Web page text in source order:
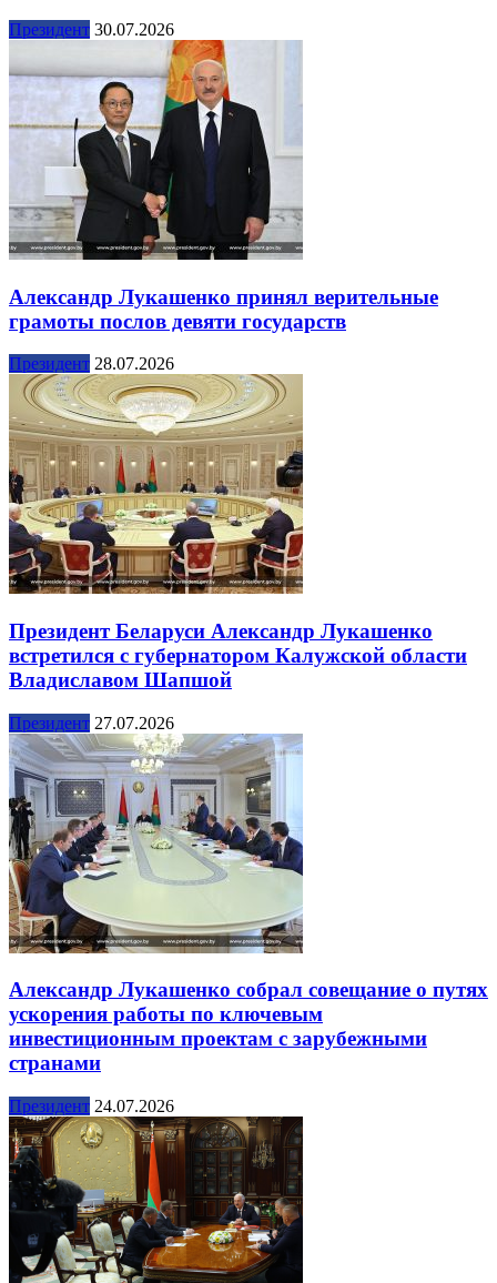
Президент 30.07.2026
Александр Лукашенко принял верительные
грамоты послов девяти государств
Президент 28.07.2026
Президент Беларуси Александр Лукашенко
встретился с губернатором Калужской области
Владиславом Шапшой
Президент 27.07.2026
Александр Лукашенко собрал совещание о путях
ускорения работы по ключевым
инвестиционным проектам с зарубежными
странами
Президент 24.07.2026